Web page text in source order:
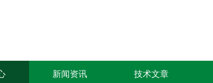
新闻资讯 技术文章